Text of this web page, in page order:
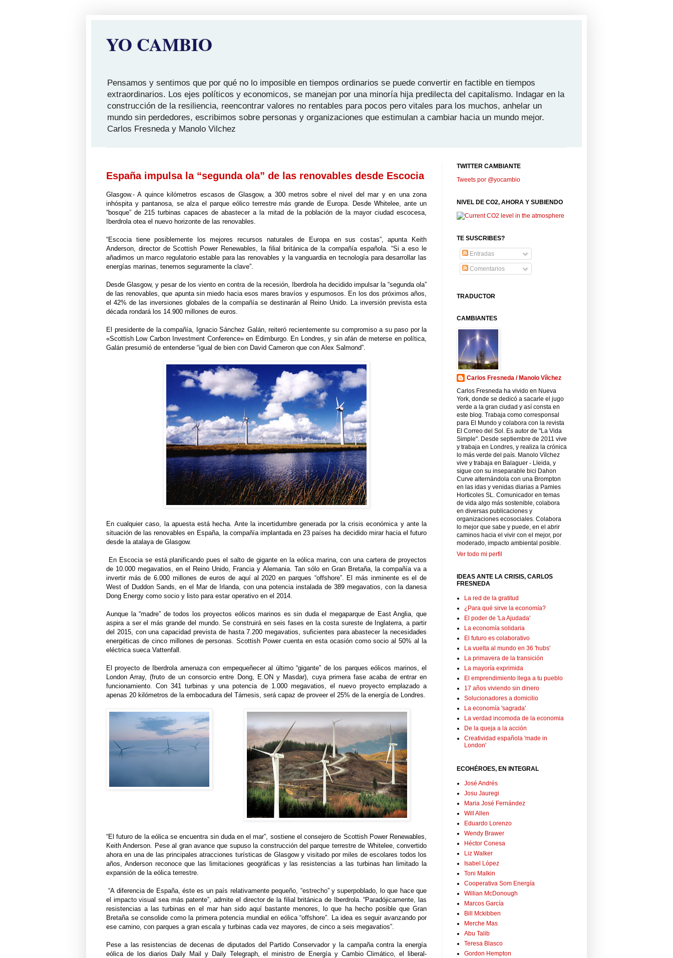
YO CAMBIO
Pensamos y sentimos que por qué no lo imposible en tiempos ordinarios se puede convertir en factible en tiempos
extraordinarios. Los ejes políticos y economicos, se manejan por una minoría hija predilecta del capitalismo. Indagar en la
construcción de la resiliencia, reencontrar valores no rentables para pocos pero vitales para los muchos, anhelar un
mundo sin perdedores, escribimos sobre personas y organizaciones que estimulan a cambiar hacia un mundo mejor.
Carlos Fresneda y Manolo Vilchez
España impulsa la “segunda ola” de las renovables desde Escocia
Glasgow.- A quince kilómetros escasos de Glasgow, a 300 metros sobre el nivel del mar y en una zona
inhóspita y pantanosa, se alza el parque eólico terrestre más grande de Europa. Desde Whitelee, ante un
“bosque” de 215 turbinas capaces de abastecer a la mitad de la población de la mayor ciudad escocesa,
Iberdrola otea el nuevo horizonte de las renovables.
“Escocia tiene posiblemente los mejores recursos naturales de Europa en sus costas”, apunta Keith
Anderson, director de Scottish Power Renewables, la filial británica de la compañía española. “Si a eso le
añadimos un marco regulatorio estable para las renovables y la vanguardia en tecnología para desarrollar las
energías marinas, tenemos seguramente la clave”.
Desde Glasgow, y pesar de los viento en contra de la recesión, Iberdrola ha decidido impulsar la “segunda ola”
de las renovables, que apunta sin miedo hacia esos mares bravíos y espumosos. En los dos próximos años,
el 42% de las inversiones globales de la compañía se destinarán al Reino Unido. La inversión prevista esta
década rondará los 14.900 millones de euros.
El presidente de la compañía, Ignacio Sánchez Galán, reiteró recientemente su compromiso a su paso por la
«Scottish Low Carbon Investment Conference» en Edimburgo. En Londres, y sin afán de meterse en política,
Galán presumió de entenderse “igual de bien con David Cameron que con Alex Salmond”.
En cualquier caso, la apuesta está hecha. Ante la incertidumbre generada por la crisis económica y ante la
situación de las renovables en España, la compañía implantada en 23 países ha decidido mirar hacia el futuro
desde la atalaya de Glasgow.
En Escocia se está planificando pues el salto de gigante en la eólica marina, con una cartera de proyectos
de 10.000 megavatios, en el Reino Unido, Francia y Alemania. Tan sólo en Gran Bretaña, la compañía va a
invertir más de 6.000 millones de euros de aquí al 2020 en parques “offshore”. El más inminente es el de
West of Duddon Sands, en el Mar de Irlanda, con una potencia instalada de 389 megavatios, con la danesa
Dong Energy como socio y listo para estar operativo en el 2014.
Aunque la “madre” de todos los proyectos eólicos marinos es sin duda el megaparque de East Anglia, que
aspira a ser el más grande del mundo. Se construirá en seis fases en la costa sureste de Inglaterra, a partir
del 2015, con una capacidad prevista de hasta 7.200 megavatios, suficientes para abastecer la necesidades
energéticas de cinco millones de personas. Scottish Power cuenta en esta ocasión como socio al 50% al la
eléctrica sueca Vattenfall.
El proyecto de Iberdrola amenaza con empequeñecer al último “gigante” de los parques eólicos marinos, el
London Array, (fruto de un consorcio entre Dong, E.ON y Masdar), cuya primera fase acaba de entrar en
funcionamiento. Con 341 turbinas y una potencia de 1.000 megavatios, el nuevo proyecto emplazado a
apenas 20 kilómetros de la embocadura del Támesis, será capaz de proveer el 25% de la energía de Londres.
“El futuro de la eólica se encuentra sin duda en el mar”, sostiene el consejero de Scottish Power Renewables,
Keith Anderson. Pese al gran avance que supuso la construcción del parque terrestre de Whitelee, convertido
ahora en una de las principales atracciones turísticas de Glasgow y visitado por miles de escolares todos los
años, Anderson reconoce que las limitaciones geográficas y las resistencias a las turbinas han limitado la
expansión de la eólica terrestre.
“A diferencia de España, éste es un país relativamente pequeño, “estrecho” y superpoblado, lo que hace que
el impacto visual sea más patente”, admite el director de la filial británica de Iberdrola. “Paradójicamente, las
resistencias a las turbinas en el mar han sido aquí bastante menores, lo que ha hecho posible que Gran
Bretaña se consolide como la primera potencia mundial en eólica “offshore”. La idea es seguir avanzando por
ese camino, con parques a gran escala y turbinas cada vez mayores, de cinco a seis megavatios”.
Pese a las resistencias de decenas de diputados del Partido Conservador y la campaña contra la energía
eólica de los diarios Daily Mail y Daily Telegraph, el ministro de Energía y Cambio Climático, el liberal-
TWITTER CAMBIANTE
Tweets por @yocambio
NIVEL DE CO2, AHORA Y SUBIENDO
TE SUSCRIBES?
Entradas
Comentarios
TRADUCTOR
CAMBIANTES
Carlos Fresneda / Manolo Vílchez
Carlos Fresneda ha vivido en Nueva
York, donde se dedicó a sacarle el jugo
verde a la gran ciudad y así consta en
este blog. Trabaja como corresponsal
para El Mundo y colabora con la revista
El Correo del Sol. Es autor de "La Vida
Simple". Desde septiembre de 2011 vive
y trabaja en Londres, y realiza la crónica
lo más verde del país. Manolo Vílchez
vive y trabaja en Balaguer - Lleida, y
sigue con su inseparable bici Dahon
Curve alternándola con una Brompton
en las idas y venidas diarias a Pamies
Horticoles SL. Comunicador en temas
de vida algo más sostenible, colabora
en diversas publicaciones y
organizaciones ecosociales. Colabora
lo mejor que sabe y puede, en el abrir
caminos hacia el vivir con el mejor, por
moderado, impacto ambiental posible.
Ver todo mi perfil
IDEAS ANTE LA CRISIS, CARLOS
FRESNEDA
La red de la gratitud
¿Para qué sirve la economía?
El poder de 'La Ajudada'
La economía solidaria
El futuro es colaborativo
La vuelta al mundo en 36 'hubs'
La primavera de la transición
La mayoría exprimida
El emprendimiento llega a tu pueblo
17 años viviendo sin dinero
Solucionadores a domicilio
La economía 'sagrada'
La verdad incomoda de la economia
De la queja a la acción
Creatividad española 'made in
London'
ECOHÉROES, EN INTEGRAL
José Andrés
Josu Jauregi
Maria José Fernández
Will Allen
Eduardo Lorenzo
Wendy Brawer
Héctor Conesa
Liz Walker
Isabel López
Toni Malkin
Cooperativa Som Energía
Willian McDonough
Marcos García
Bill Mckibben
Merche Mas
Abu Talib
Teresa Blasco
Gordon Hempton